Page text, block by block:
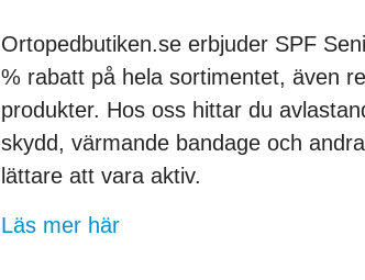
Ortopedbutiken.se erbjuder SPF
% rabatt på hela sortimentet, även
produkter. Hos oss hittar du
skydd, värmande bandage och
lättare att vara aktiv.
Läs mer här